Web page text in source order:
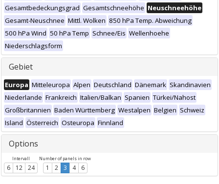
Gesamtbedeckungsgrad Gesamtschneehöhe Neuschneehöhe
Gesamt-Neuschnee Mittl. Wolken 850 hPa Temp. Abweichung
500 hPa Wind 50 hPa Temp Schnee/Eis Wellenhoehe
Niederschlagsform
Gebiet
Europa Mitteleuropa Alpen Deutschland Dänemark Skandinavien
Niederlande Frankreich Italien/Balkan Spanien Türkei/Nahost
Großbritannien Baden Württemberg Westalpen Belgien Schweiz
Island Österreich Osteuropa Finnland
Options
Intervall
6 12 24
Number of panels in row
1 2 3 4 6